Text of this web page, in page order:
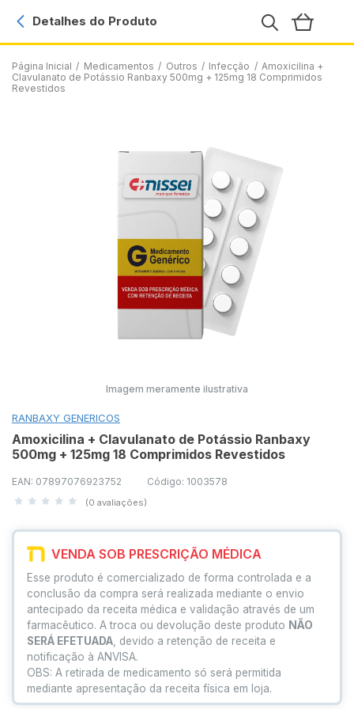
Página Inicial / Medicamentos / Outros / Infecção / Amoxicilina +
Clavulanato de Potássio Ranbaxy 500mg + 125mg 18 Comprimidos
Revestidos
Detalhes do Produto
Imagem meramente ilustrativa
RANBAXY GENERICOS
Amoxicilina + Clavulanato de Potássio Ranbaxy
500mg + 125mg 18 Comprimidos Revestidos
EAN: 07897076923752 Código: 1003578
(0 avaliações)
VENDA SOB PRESCRIÇÃO MÉDICA
Esse produto é comercializado de forma controlada e a
conclusão da compra será realizada mediante o envio
antecipado da receita médica e validação através de um
farmacêutico. A troca ou devolução deste produto NÃO
SERÁ EFETUADA , devido a retenção de receita e
notificação à ANVISA.
OBS: A retirada de medicamento só será permitida
mediante apresentação da receita física em loja.